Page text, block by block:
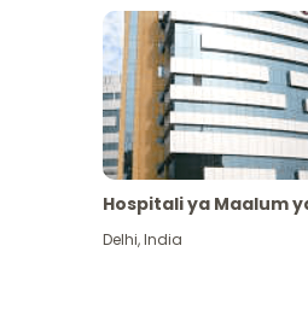
Hospitali ya Maalum
Delhi,India